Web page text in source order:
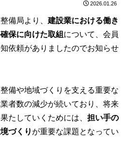
2026.01.26
備局より、 建設業における働き
保に向けた取組 について、会員
依頼がありましたのでお知らせ
備や地域づくりを支える重要な
者数の減少が続いており、将来
たしていくためには、 担い手の
づくり が重要な課題となってい